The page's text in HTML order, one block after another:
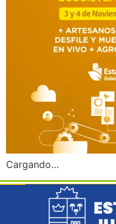
Cargando…